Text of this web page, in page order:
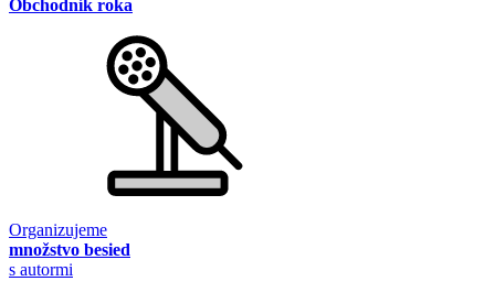
Obchodník roka
Organizujeme
množstvo besied
s autormi